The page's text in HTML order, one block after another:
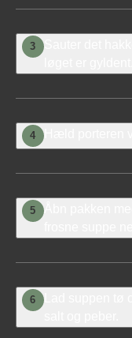
3
Sauter det
4 Hæld porteren
5
Åbn pakken
6
Lad suppen tø